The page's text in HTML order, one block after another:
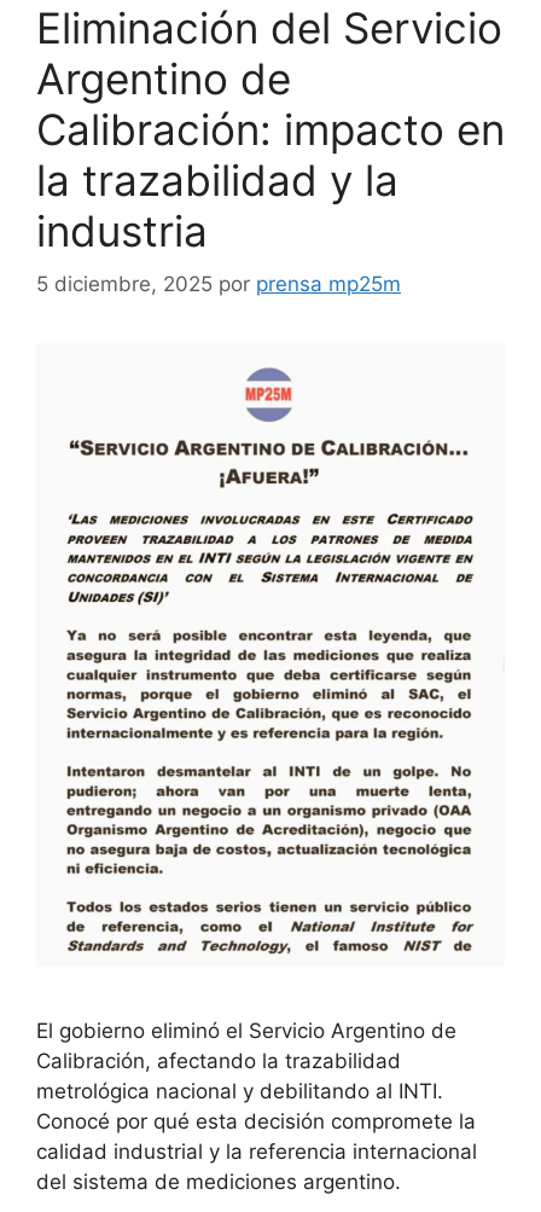
Eliminación del Servicio
Argentino de
Calibración: impacto en
la trazabilidad y la
industria
5 diciembre, 2025 por prensa mp25m
El gobierno eliminó el Servicio Argentino de
Calibración, afectando la trazabilidad
metrológica nacional y debilitando al INTI.
Conocé por qué esta decisión compromete la
calidad industrial y la referencia internacional
del sistema de mediciones argentino.